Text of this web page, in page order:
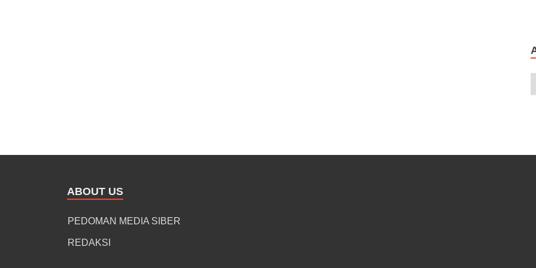
ABOUT US
PEDOMAN MEDIA SIBER
REDAKSI